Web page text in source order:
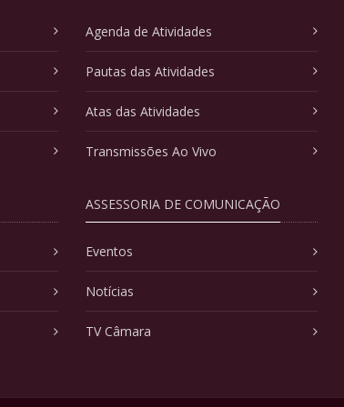
Agenda de Atividades
Pautas das Atividades
Atas das Atividades
Transmissões Ao Vivo
ASSESSORIA DE COMUNICAÇÃO
Eventos
Notícias
TV Câmara